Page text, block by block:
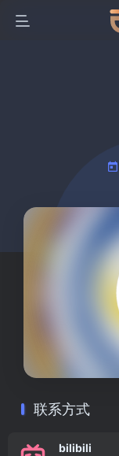
联系方式
bilibili